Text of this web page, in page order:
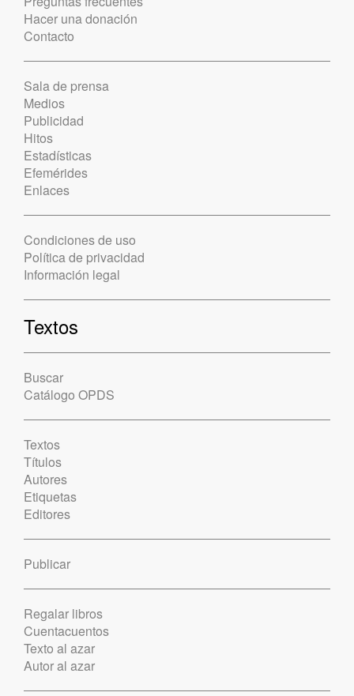
Hacer una donación
Contacto
Sala de prensa
Medios
Publicidad
Hitos
Estadísticas
Efemérides
Enlaces
Condiciones de uso
Política de privacidad
Información legal
Textos
Buscar
Catálogo OPDS
Textos
Títulos
Autores
Etiquetas
Editores
Publicar
Regalar libros
Cuentacuentos
Texto al azar
Autor al azar